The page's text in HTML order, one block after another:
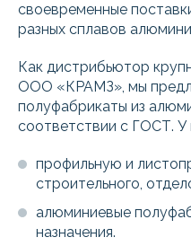
своевременные
разных сплавов
Как дистрибьютор
ООО «КРАМЗ», мы
полуфабрикаты из
соответствии с ГОСТ. У
профильную и
строительного,
алюминиевые
назначения.